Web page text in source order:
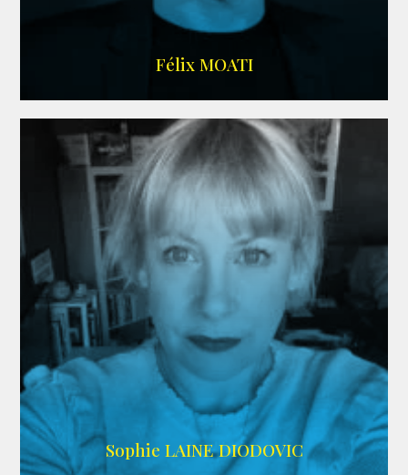
Félix MOATI
WIKIPEDIA
Sophie LAINE DIODOVIC